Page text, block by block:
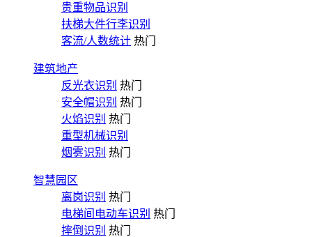
贵重物品识别
扶梯大件行李识别
客流/人数统计 热门
建筑地产
反光衣识别 热门
安全帽识别 热门
火焰识别 热门
重型机械识别
烟雾识别 热门
智慧园区
离岗识别 热门
电梯间电动车识别 热门
摔倒识别 热门